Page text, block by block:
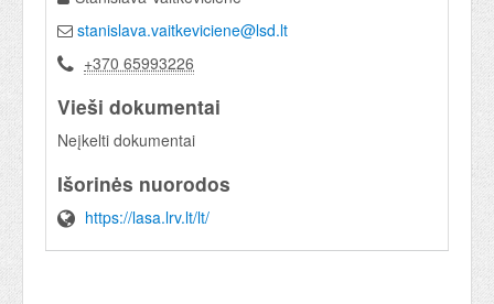
stanislava.vaitkeviciene@lsd.lt
+370 65993226
Vieši dokumentai
Neįkelti dokumentai
Išorinės nuorodos
https://lasa.lrv.lt/lt/